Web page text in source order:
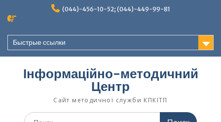
(044)-456-10-52; (044)-449-99-81
Быстрые ссылки
Інформаційно-методичний
Центр
Сайт методичної служби КПКІТП
Поиск